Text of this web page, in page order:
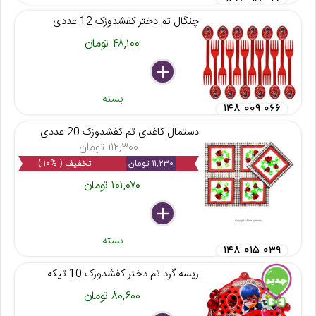
چنگال تم دختر کفشدوزک 12 عددی
۴۸,۱۰۰ تومان
delete
remove
add
بسته
۱۴۸ ۰۰۹ ۰۶۶
دستمال کاغذی تم کفشدوزک 20 عددی
۱۱۲,۳۰۰ تومان
۱۱,۲۳۰ تومان تخفیف ( %۱۰ )
۱۰۱,۰۷۰ تومان
delete
remove
add
بسته
۱۴۸ ۰۱۵ ۰۳۹
ریسه گرد تم دختر کفشدوزک 10 تیکه
۸۰,۶۰۰ تومان